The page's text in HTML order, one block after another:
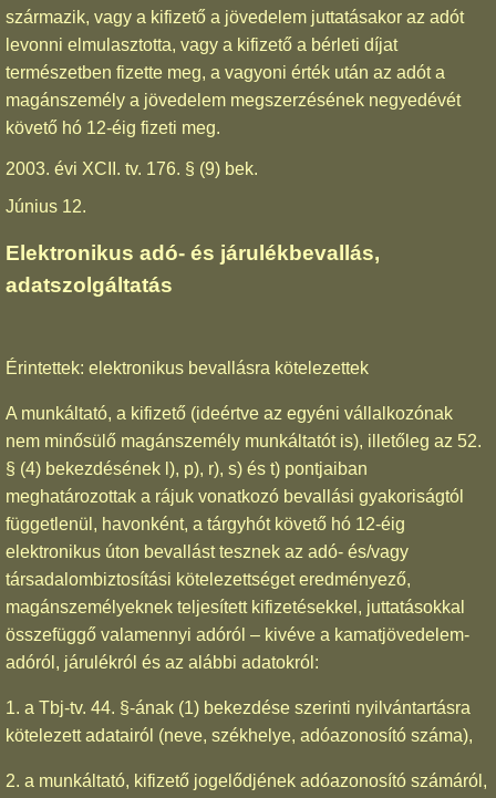
származik, vagy a kifizető a jövedelem juttatásakor az adót
levonni elmulasztotta, vagy a kifizető a bérleti díjat
természetben fizette meg, a vagyoni érték után az adót a
magánszemély a jövedelem megszerzésének negyedévét
követő hó 12-éig fizeti meg.
2003. évi XCII. tv. 176. § (9) bek.
Június 12.
Elektronikus adó- és járulékbevallás,
adatszolgáltatás
Érintettek: elektronikus bevallásra kötelezettek
A munkáltató, a kifizető (ideértve az egyéni vállalkozónak
nem minősülő magánszemély munkáltatót is), illetőleg az 52.
§ (4) bekezdésének l), p), r), s) és t) pontjaiban
meghatározottak a rájuk vonatkozó bevallási gyakoriságtól
függetlenül, havonként, a tárgyhót követő hó 12-éig
elektronikus úton bevallást tesznek az adó- és/vagy
társadalombiztosítási kötelezettséget eredményező,
magánszemélyeknek teljesített kifizetésekkel, juttatásokkal
összefüggő valamennyi adóról – kivéve a kamatjövedelem-
adóról, járulékról és az alábbi adatokról:
1. a Tbj-tv. 44. §-ának (1) bekezdése szerinti nyilvántartásra
kötelezett adatairól (neve, székhelye, adóazonosító száma),
2. a munkáltató, kifizető jogelődjének adóazonosító számáról,